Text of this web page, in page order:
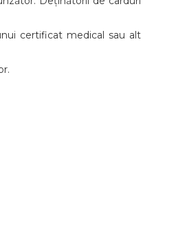
certificat medical sau alt